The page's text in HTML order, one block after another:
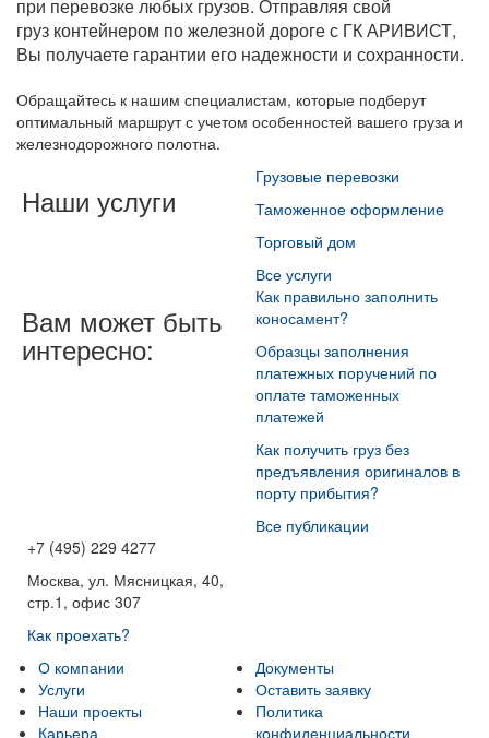
при перевозке любых грузов. Отправляя свой
груз контейнером по железной дороге с ГК АРИВИСТ,
Вы получаете гарантии его надежности и сохранности.
Обращайтесь к нашим специалистам, которые подберут
оптимальный маршрут с учетом особенностей вашего груза и
железнодорожного полотна.
Наши услуги
Грузовые перевозки
Таможенное оформление
Торговый дом
Все услуги
Вам может быть
интересно:
Как правильно заполнить
коносамент?
Образцы заполнения
платежных поручений по
оплате таможенных
платежей
Как получить груз без
предъявления оригиналов в
порту прибытия?
Все публикации
+7 (495) 229 4277
Москва, ул. Мясницкая, 40,
стр.1, офис 307
Как проехать?
О компании
Услуги
Наши проекты
Карьера
Документы
Оставить заявку
Политика
конфиденциальности